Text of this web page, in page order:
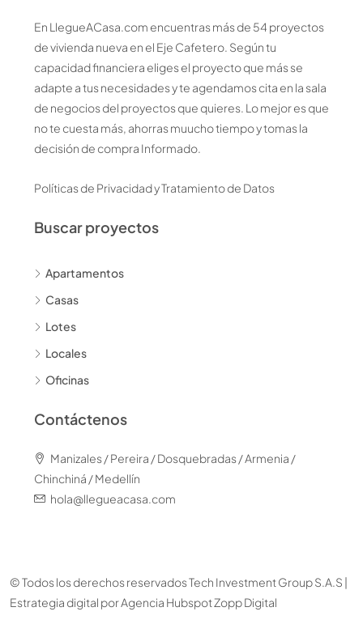
En LlegueACasa.com encuentras más de 54 proyectos
de vivienda nueva en el Eje Cafetero. Según tu
capacidad financiera eliges el proyecto que más se
adapte a tus necesidades y te agendamos cita en la sala
de negocios del proyectos que quieres. Lo mejor es que
no te cuesta más, ahorras muucho tiempo y tomas la
decisión de compra Informado.
Políticas de Privacidad y Tratamiento de Datos
Buscar proyectos
Apartamentos
Casas
Lotes
Locales
Oficinas
Contáctenos
Manizales / Pereira / Dosquebradas / Armenia /
Chinchiná / Medellín
hola@llegueacasa.com
© Todos los derechos reservados Tech Investment Group S.A.S |
Estrategia digital porAgencia Hubspot Zopp Digital